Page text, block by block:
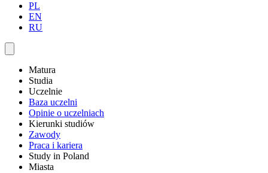
PL
EN
RU
Matura
Studia
Uczelnie
Baza uczelni
Opinie o uczelniach
Kierunki studiów
Zawody
Praca i kariera
Study in Poland
Miasta